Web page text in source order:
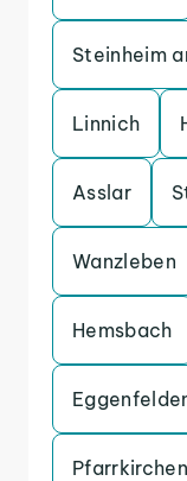
Steinheim
Linnich
Asslar
Wanzleben
Hemsbach
Pfarrkirchen